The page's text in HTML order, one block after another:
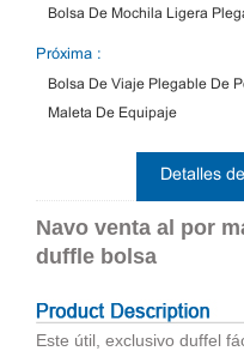
Bolsa De Mochila Ligera
Próxima :
Bolsa De Viaje Plegable De
Maleta De Equipaje
Detalles
Navo venta al por
duffle bolsa
Este útil, exclusivo duffel